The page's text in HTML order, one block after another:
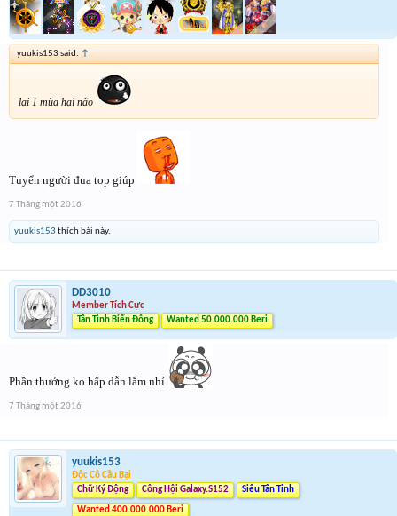
yuukis153 said: ↑
lại 1 mùa hại não
Tuyển người đua top giúp
7 Tháng một 2016
yuukis153 thích bài này.
DD3010
Member Tích Cực
Tân Tinh Biển Đông
Wanted 50.000.000 Beri
Phần thưởng ko hấp dẫn lắm nhỉ
7 Tháng một 2016
yuukis153
Độc Cô Cầu Bại
Chữ Ký Động
Công Hội Galaxy.S152 Siêu Tân Tinh
Wanted 400.000.000 Beri